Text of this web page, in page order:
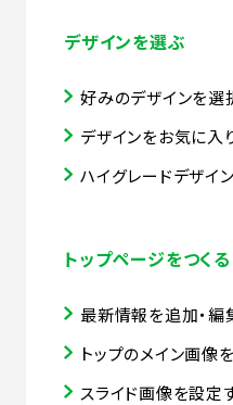
デザインを選ぶ
好みのデザインを選
デザインをお気に入
ハイグレードデザイ
トップページをつくる
最新情報を追加・編
トップのメイン画像
スライド画像を設定